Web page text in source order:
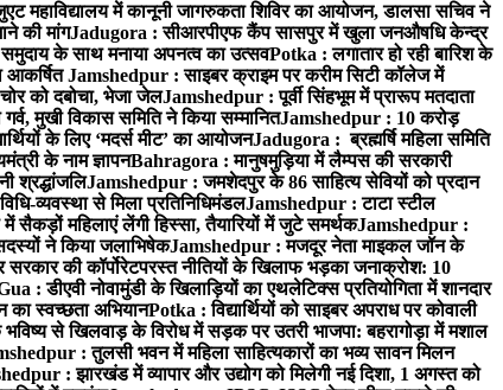
महाविद्यालय में कानूनी जागरुकता शिविर का आयोजन, डालसा सचिव ने
की मांगJadugora : सीआरपीएफ कैंप सासपुर में खुला जनऔषधि केन्द्र
के साथ मनाया अपनत्व का उत्सवPotka : लगातार हो रही बारिश के
आकर्षितJamshedpur : साइबर क्राइम पर करीम सिटी कॉलेज में
को दबोचा, भेजा जेलJamshedpur : पूर्वी सिंहभूम में प्रारूप मतदाता
मुखी विकास समिति ने किया सम्मानितJamshedpur : 10 करोड़
के लिए ‘मदर्स मीट’ का आयोजनJadugora : ब्रह्मर्षि महिला समिति
के नाम ज्ञापनBahragora : मानुषमुड़िया में लैम्पस की सरकारी
श्रद्धांजलिJamshedpur : जमशेदपुर के 86 साहित्य सेवियों को प्रदान
व्यवस्था से मिला प्रतिनिधिमंडलJamshedpur : टाटा स्टील
सैकड़ों महिलाएं लेंगी हिस्सा, तैयारियों में जुटे समर्थकJamshedpur :
ने किया जलाभिषेकJamshedpur : मजदूर नेता माइकल जॉन के
की कॉर्पोरेटपरस्त नीतियों के खिलाफ भड़का जनाक्रोश: 10
: डीएवी नोवामुंडी के खिलाड़ियों का एथलेटिक्स प्रतियोगिता में शानदार
का स्वच्छता अभियानPotka : विद्यार्थियों को साइबर अपराध पर कोवाली
से खिलवाड़ के विरोध में सड़क पर उतरी भाजपा: बहरागोड़ा में मशाल
: तुलसी भवन में महिला साहित्यकारों का भव्य सावन मिलन
: झारखंड में व्यापार और उद्योग को मिलेगी नई दिशा, 1 अगस्त को